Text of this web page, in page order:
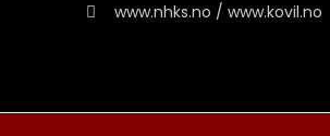
www.nhks.no / www.kovil.no